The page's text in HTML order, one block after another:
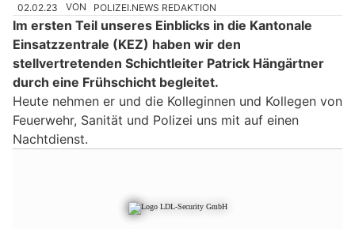
02.02.23 VON POLIZEI.NEWS REDAKTION
Im ersten Teil unseres Einblicks in die Kantonale
Einsatzzentrale (KEZ) haben wir den
stellvertretenden Schichtleiter Patrick Hängärtner
durch eine Frühschicht begleitet.
Heute nehmen er und die Kolleginnen und Kollegen von
Feuerwehr, Sanität und Polizei uns mit auf einen
Nachtdienst.